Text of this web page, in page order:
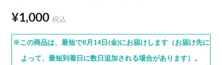
¥1,000 税込
※この商品は、最短で8月14日(金)にお届けします（お届け先に
よって、最短到着日に数日追加される場合があります）。